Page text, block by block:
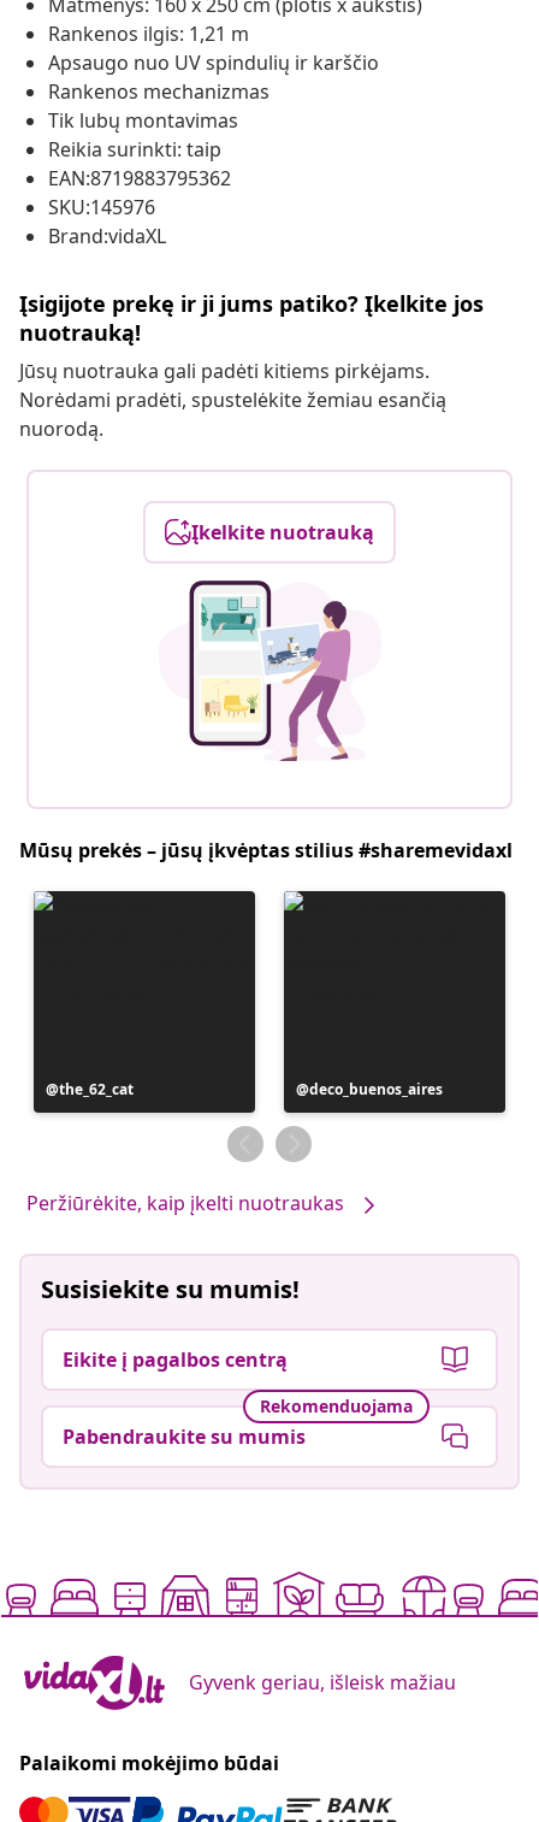
Rankenos ilgis: 1,21 m
Apsaugo nuo UV spindulių ir karščio
Rankenos mechanizmas
Tik lubų montavimas
Reikia surinkti: taip
EAN:8719883795362
SKU:145976
Brand:vidaXL
Įsigijote prekę ir ji jums patiko? Įkelkite jos
nuotrauką!
Jūsų nuotrauka gali padėti kitiems pirkėjams.
Norėdami pradėti, spustelėkite žemiau esančią
nuorodą.
Įkelkite nuotrauką
Mūsų prekės – jūsų įkvėptas stilius #sharemevidaxl
Įrašą
paskelbė
the_62_cat
Įrašą
paskelbė
deco_buenos_aires
Peržiūrėkite, kaip įkelti nuotraukas
Susisiekite su mumis!
Eikite į pagalbos centrą
Rekomenduojama
Pabendraukite su mumis
Gyvenk geriau, išleisk mažiau
Palaikomi mokėjimo būdai